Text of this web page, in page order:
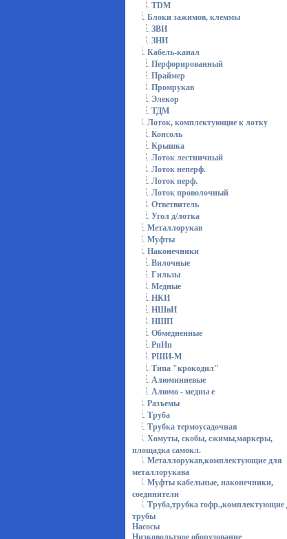
TDM
Блоки зажимов, клеммы
ЗВИ
ЗНИ
Кабель-канал
Перфорированный
Праймер
Промрукав
Элекор
ТДМ
Лоток, комплектующие к лотку
Консоль
Крышка
Лоток лестничный
Лоток неперф.
Лоток перф.
Лоток проволочный
Ответвитель
Угол д/лотка
Металлорукав
Муфты
Наконечники
Вилочные
Гильзы
Медные
НКИ
НШвИ
НШП
Обмедненные
РпИп
РШИ-М
Типа "крокодил"
Алюминиевые
Алюмо - медны е
Разъемы
Труба
Трубка термоусадочная
Хомуты, скобы, сжимы,маркеры,
площадка самокл.
Металлорукав,комплектующие для
металлорукава
Муфты кабельные, наконечники,
соединители
Труба,трубка гофр.,комплектующие
трубы
Насосы
Низковольтное оборудование